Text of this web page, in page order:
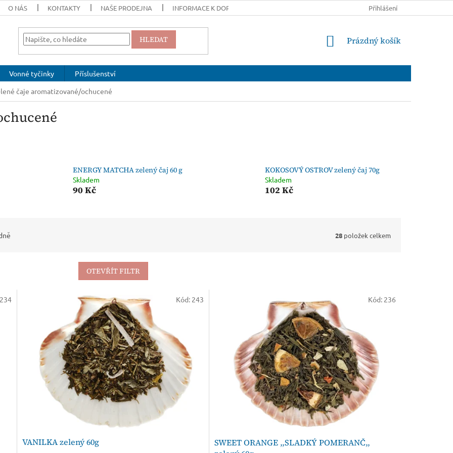
O NÁS KONTAKTY NAŠE PRODEJNA INFORMACE K DOPRAVĚ A PLATBĚ PODMÍNKY
Přihlášení
HLEDAT
NÁKUPNÍ
Prázdný košík
Vonné tyčinky
Příslušenství
čaje aromatizované/ochucené
ENERGY MATCHA zelený čaj 60 g
Skladem
90 Kč
KOKOSOVÝ OSTROV zelený čaj 70g
Skladem
102 Kč
28 položek celkem
OTEVŘÍT FILTR
234
VANILKA zelený 60g
Kód: 243
SWEET ORANGE ,,SLADKÝ POMERANČ,,
Kód: 236